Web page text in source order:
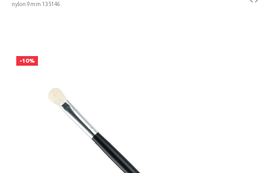
nylon 9mm 135146
-10%